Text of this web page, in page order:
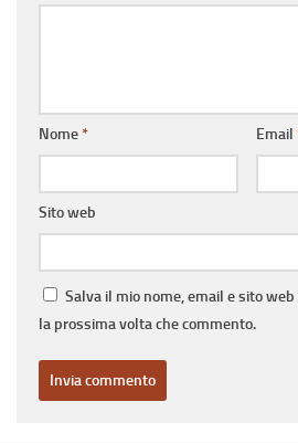
Nome* Email
Sito web
Salva il mio nome, email e sito
la prossima volta che commento.